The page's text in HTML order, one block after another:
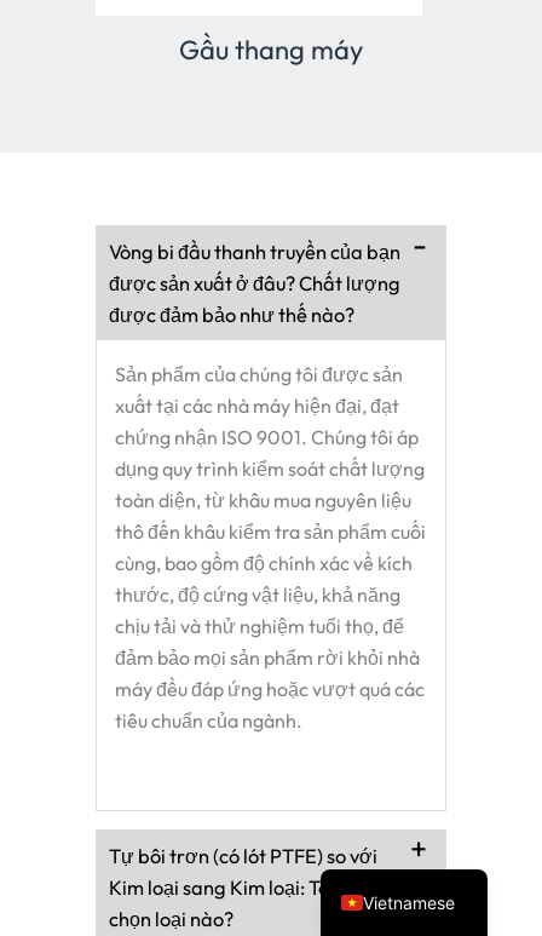
Cảm biến lực
Vòng bi đầu thanh truyền của bạn
được sản xuất ở đâu? Chất lượng
được đảm bảo như thế nào?
Sản phẩm của chúng tôi được sản
xuất tại các nhà máy hiện đại, đạt
chứng nhận ISO 9001. Chúng tôi áp
dụng quy trình kiểm soát chất lượng
toàn diện, từ khâu mua nguyên liệu
thô đến khâu kiểm tra sản phẩm cuối
cùng, bao gồm độ chính xác về kích
thước, độ cứng vật liệu, khả năng
chịu tải và thử nghiệm tuổi thọ, để
đảm bảo mọi sản phẩm rời khỏi nhà
máy đều đáp ứng hoặc vượt quá các
tiêu chuẩn của ngành.
Tự bôi trơn (có lót PTFE) so với
Kim loại sang Kim loại: Tôi nên
chọn loại nào?
Vietnamese
English
Turkish
Spanish